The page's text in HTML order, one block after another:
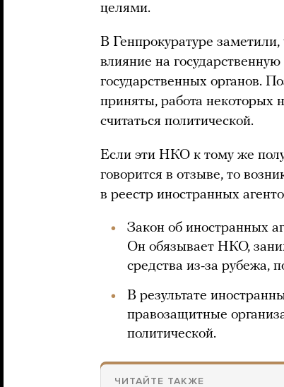
целями.
В Генпрокуратуре
влияние на
государственных органов.
приняты, работа некоторых
считаться политической.
Если эти НКО к тому же
говорится в отзыве, то
в реестр иностранных
Закон об иностранных
Он обязывает НКО,
средства из-за рубежа,
В результате
правозащитные
политической.
ЧИТАЙТЕ ТАКЖЕ